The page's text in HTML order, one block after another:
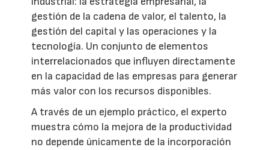
gestión de la cadena de valor, el talento, la
gestión del capital y las operaciones y la
tecnología. Un conjunto de elementos
interrelacionados que influyen directamente
en la capacidad de las empresas para generar
más valor con los recursos disponibles.
A través de un ejemplo práctico, el experto
muestra cómo la mejora de la productividad
no depende únicamente de la incorporación